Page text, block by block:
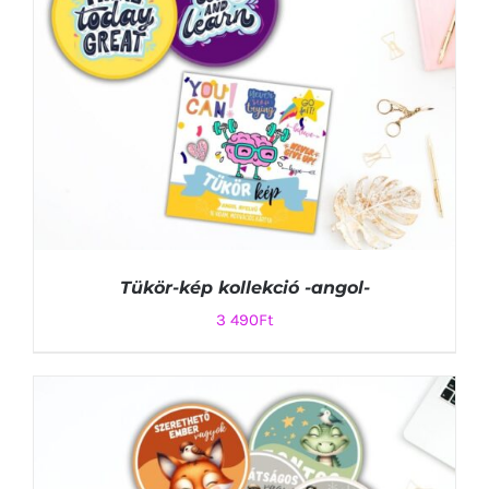
KOSÁRBA TESZEM
/
RÉSZLETEK
Tükör-kép kollekció -angol-
3 490Ft